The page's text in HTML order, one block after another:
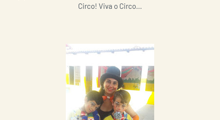
Circo! Viva o Circo...